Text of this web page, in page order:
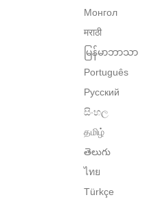
Монгол
मराठी
မြန်မာဘာသာ
Português
Русский
සිංහල
தமிழ்
తెలుగు
ไทย
Türkçe